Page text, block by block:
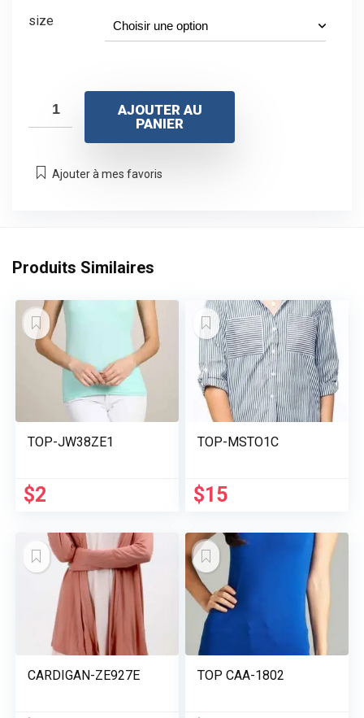
size
AJOUTER AU
PANIER
Ajouter à mes favoris
Produits Similaires
TOP-JW38ZE1
Le
prix
initial
était :
$5.
$2
actuel
est :
$2.
TOP-MSTO1C
Le
prix
initial
était :
$22.
$15Le
actuel
est :
$15.
CARDIGAN-ZE927E TOP CAA-1802